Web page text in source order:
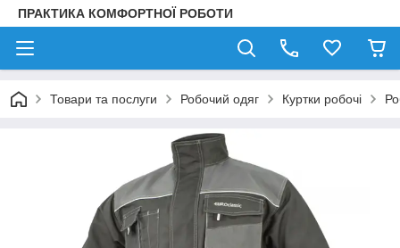
ПРАКТИКА КОМФОРТНОЇ РОБОТИ
Товари та послуги Робочий одяг Куртки робочі